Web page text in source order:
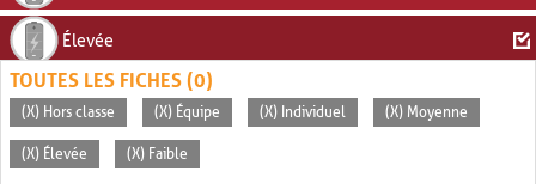
Élevée
TOUTES LES FICHES (0)
(X) Hors classe (X) Équipe (X) Individuel (X) Moyenne
(X) Élevée (X) Faible